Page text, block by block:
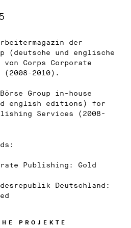
der
(deutsche und englische
Corps Corporate
2010).
Group in-house
english editions) for
Services (2008-
Publishing: Gold
Deutschland:
PROJEKTE